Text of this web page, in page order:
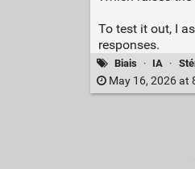
To test it out, I
responses.
Biais · IA ·
May 16, 2026 at